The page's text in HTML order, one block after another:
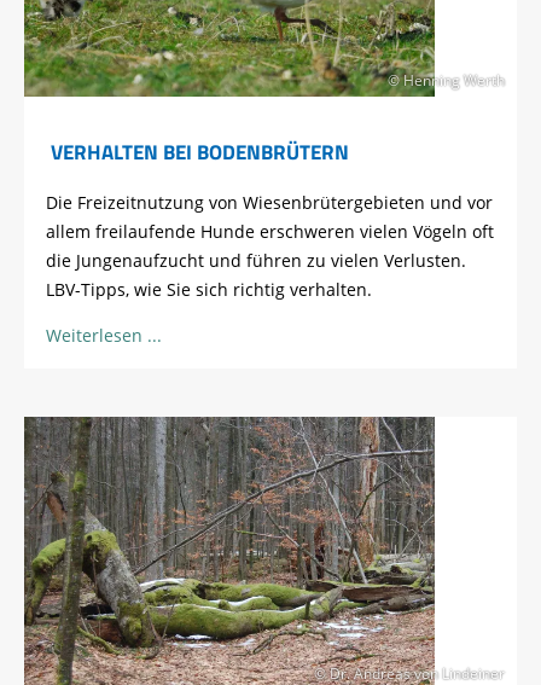
© Henning Werth
VERHALTEN BEI BODENBRÜTERN
Die Freizeitnutzung von Wiesenbrütergebieten und vor
allem freilaufende Hunde erschweren vielen Vögeln oft
die Jungenaufzucht und führen zu vielen Verlusten.
LBV-Tipps, wie Sie sich richtig verhalten.
Weiterlesen
© Dr. Andreas von Lindeiner